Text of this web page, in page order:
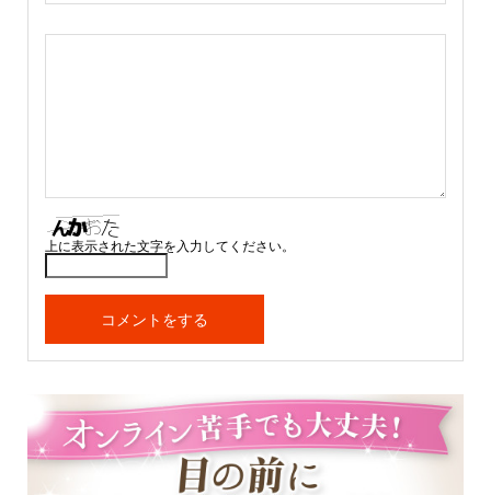
上に表示された文字を入力してください。